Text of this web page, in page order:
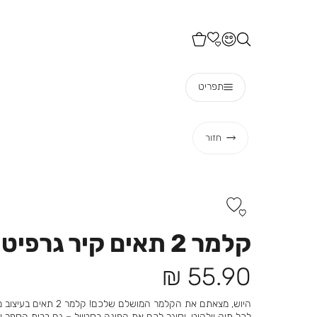
תפריט
חזור
קלמר 2 תאים קיר גרפיטי
מחיר
מוצר
55.90 ₪
היוש, מצאתם את הקלמר